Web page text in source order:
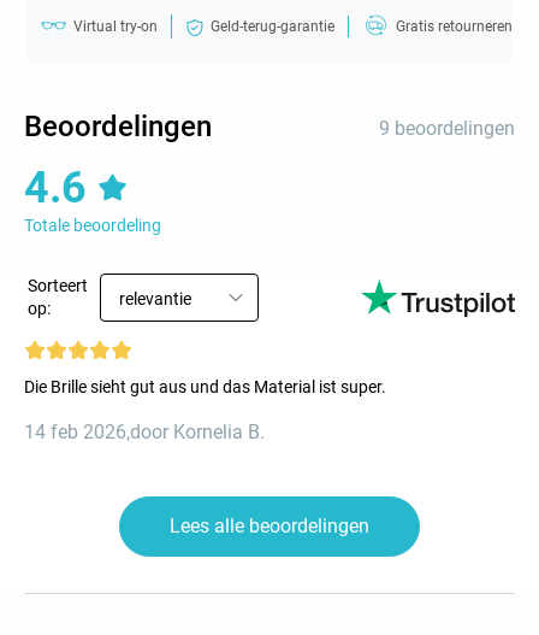
Virtual try-on Geld-terug-garantie Gratis retourneren
Beoordelingen 9 beoordelingen
4.6
Totale beoordeling
Sorteert
op:
relevantie
Die Brille sieht gut aus und das Material ist super.
14 feb 2026,door Kornelia B.
Lees alle beoordelingen